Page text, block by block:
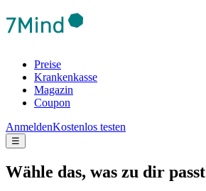
Preise
Krankenkasse
Magazin
Coupon
AnmeldenKostenlos testen
☰
Wähle das, was zu dir passt